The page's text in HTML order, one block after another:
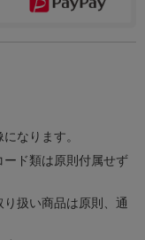
なります。
ド類は原則付属せず
扱い商品は原則、通